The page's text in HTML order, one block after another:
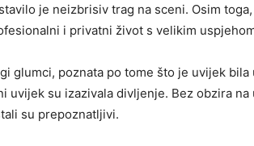
je neizbrisiv trag na sceni. Osim
i privatni život s velikim
glumci, poznata po tome što je uvijek
uvijek su izazivala divljenje. Bez obzira
su prepoznatljivi.